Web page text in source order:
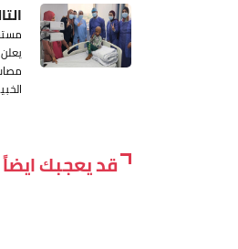
قد يعجبك ايضاً